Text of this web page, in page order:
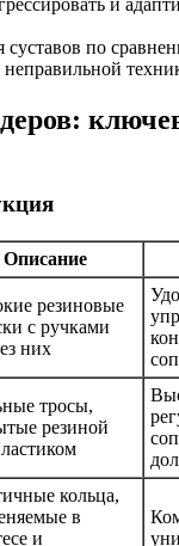
суставов по
Описание
резиновые
с ручками
них
тросы,
резиной
кольца,
в
и